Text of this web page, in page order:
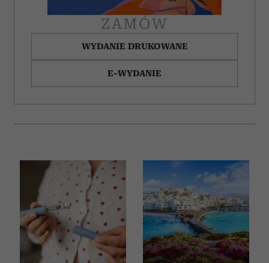
ZAMÓW
WYDANIE DRUKOWANE
E-WYDANIE